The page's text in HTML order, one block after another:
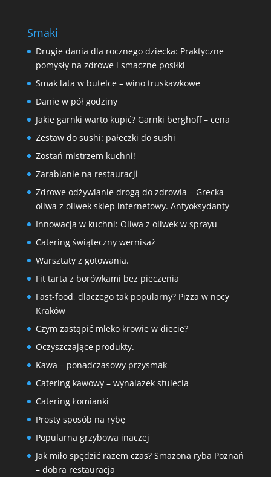
Smaki
Drugie dania dla rocznego dziecka: Praktyczne
pomysły na zdrowe i smaczne posiłki
Smak lata w butelce – wino truskawkowe
Danie w pół godziny
Jakie garnki warto kupić? Garnki berghoff – cena
Zestaw do sushi: pałeczki do sushi
Zostań mistrzem kuchni!
Zarabianie na restauracji
Zdrowe odżywianie drogą do zdrowia – Grecka
oliwa z oliwek sklep internetowy. Antyoksydanty
Innowacja w kuchni: Oliwa z oliwek w sprayu
Catering świąteczny wernisaż
Warsztaty z gotowania.
Fit tarta z borówkami bez pieczenia
Fast-food, dlaczego tak popularny? Pizza w nocy
Kraków
Czym zastąpić mleko krowie w diecie?
Oczyszczające produkty.
Kawa – ponadczasowy przysmak
Catering kawowy – wynalazek stulecia
Catering Łomianki
Prosty sposób na rybę
Popularna grzybowa inaczej
Jak miło spędzić razem czas? Smażona ryba Poznań
– dobra restauracja